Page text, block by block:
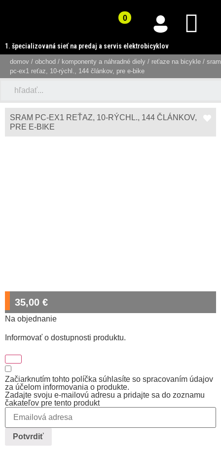
1. špecializovaná sieť na predaj a servis elektrobicyklov
domov / obchod / komponenty a náhradné diely / reťaze na bicykle / sram
pc-ex1 reťaz, 10-rýchl., 144 článkov, pre e-bike
SRAM PC-EX1 REŤAZ, 10-RÝCHL., 144 ČLÁNKOV,
PRE E-BIKE
35,00 €
Na objednanie
Informovať o dostupnosti produktu.
Začiarknutím tohto políčka súhlasíte so spracovaním údajov
za účelom informovania o produkte.
Zadajte svoju e-mailovú adresu a pridajte sa do zoznamu
čakateľov pre tento produkt
Potvrdiť